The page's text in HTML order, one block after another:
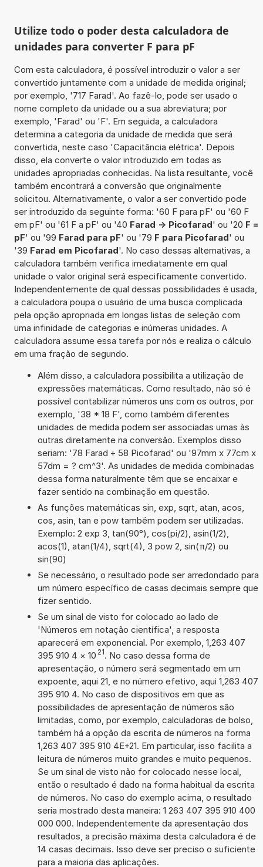
Utilize todo o poder desta calculadora de
unidades para converter F para pF
Com esta calculadora, é possível introduzir o valor a ser
convertido juntamente com a unidade de medida original;
por exemplo, '717 Farad'. Ao fazê-lo, pode ser usado o
nome completo da unidade ou a sua abreviatura; por
exemplo, 'Farad' ou 'F'. Em seguida, a calculadora
determina a categoria da unidade de medida que será
convertida, neste caso 'Capacitância elétrica'. Depois
disso, ela converte o valor introduzido em todas as
unidades apropriadas conhecidas. Na lista resultante, você
também encontrará a conversão que originalmente
solicitou. Alternativamente, o valor a ser convertido pode
ser introduzido da seguinte forma: '60 F para pF' ou '60 F
em pF' ou '61 F a pF' ou '40 Farad -> Picofarad' ou '20 F =
pF' ou '99 Farad para pF' ou '79 F para Picofarad' ou
'39 Farad em Picofarad'. No caso dessas alternativas, a
calculadora também verifica imediatamente em qual
unidade o valor original será especificamente convertido.
Independentemente de qual dessas possibilidades é usada,
a calculadora poupa o usuário de uma busca complicada
pela opção apropriada em longas listas de seleção com
uma infinidade de categorias e inúmeras unidades. A
calculadora assume essa tarefa por nós e realiza o cálculo
em uma fração de segundo.
Além disso, a calculadora possibilita a utilização de
expressões matemáticas. Como resultado, não só é
possível contabilizar números uns com os outros, por
exemplo, '38 * 18 F', como também diferentes
unidades de medida podem ser associadas umas às
outras diretamente na conversão. Exemplos disso
seriam: '78 Farad + 58 Picofarad' ou '97mm x 77cm x
57dm = ? cm^3'. As unidades de medida combinadas
dessa forma naturalmente têm que se encaixar e
fazer sentido na combinação em questão.
As funções matemáticas sin, exp, sqrt, atan, acos,
cos, asin, tan e pow também podem ser utilizadas.
Exemplo: 2 exp 3, tan(90°), cos(pi/2), asin(1/2),
acos(1), atan(1/4), sqrt(4), 3 pow 2, sin(π/2) ou
sin(90)
Se necessário, o resultado pode ser arredondado para
um número específico de casas decimais sempre que
fizer sentido.
Se um sinal de visto for colocado ao lado de
'Números em notação científica', a resposta
aparecerá em exponencial. Por exemplo, 1,263 407
395 910 4 × 10 21. No caso dessa forma de
apresentação, o número será segmentado em um
expoente, aqui 21, e no número efetivo, aqui 1,263 407
395 910 4. No caso de dispositivos em que as
possibilidades de apresentação de números são
limitadas, como, por exemplo, calculadoras de bolso,
também há a opção da escrita de números na forma
1,263 407 395 910 4E+21. Em particular, isso facilita a
leitura de números muito grandes e muito pequenos.
Se um sinal de visto não for colocado nesse local,
então o resultado é dado na forma habitual da escrita
de números. No caso do exemplo acima, o resultado
seria mostrado desta maneira: 1 263 407 395 910 400
000 000. Independentemente da apresentação dos
resultados, a precisão máxima desta calculadora é de
14 casas decimais. Isso deve ser preciso o suficiente
para a maioria das aplicações.